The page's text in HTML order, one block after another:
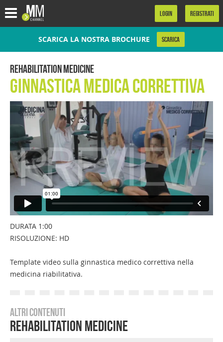
LOGIN REGISTRATI
SCARICA LA NOSTRA BROCHURE SCARICA
Rehabilitation Medicine
Ginnastica Medica Correttiva
DURATA 1:00
RISOLUZIONE: HD
Template video sulla ginnastica medico correttiva nella
medicina riabilitativa.
Altri contenuti
Rehabilitation Medicine